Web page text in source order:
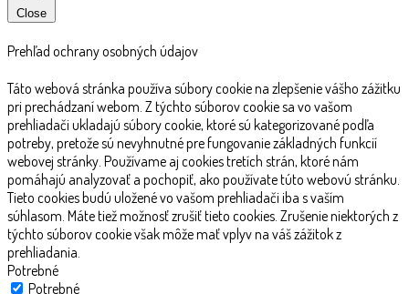
Close
Prehľad ochrany osobných údajov
Táto webová stránka používa súbory cookie na zlepšenie vášho zážitku
pri prechádzaní webom. Z týchto súborov cookie sa vo vašom
prehliadači ukladajú súbory cookie, ktoré sú kategorizované podľa
potreby, pretože sú nevyhnutné pre fungovanie základných funkcií
webovej stránky. Používame aj cookies tretích strán, ktoré nám
pomáhajú analyzovať a pochopiť, ako používate túto webovú stránku.
Tieto cookies budú uložené vo vašom prehliadači iba s vaším
súhlasom. Máte tiež možnosť zrušiť tieto cookies. Zrušenie niektorých z
týchto súborov cookie však môže mať vplyv na váš zážitok z
prehliadania.
Potrebné
Potrebné